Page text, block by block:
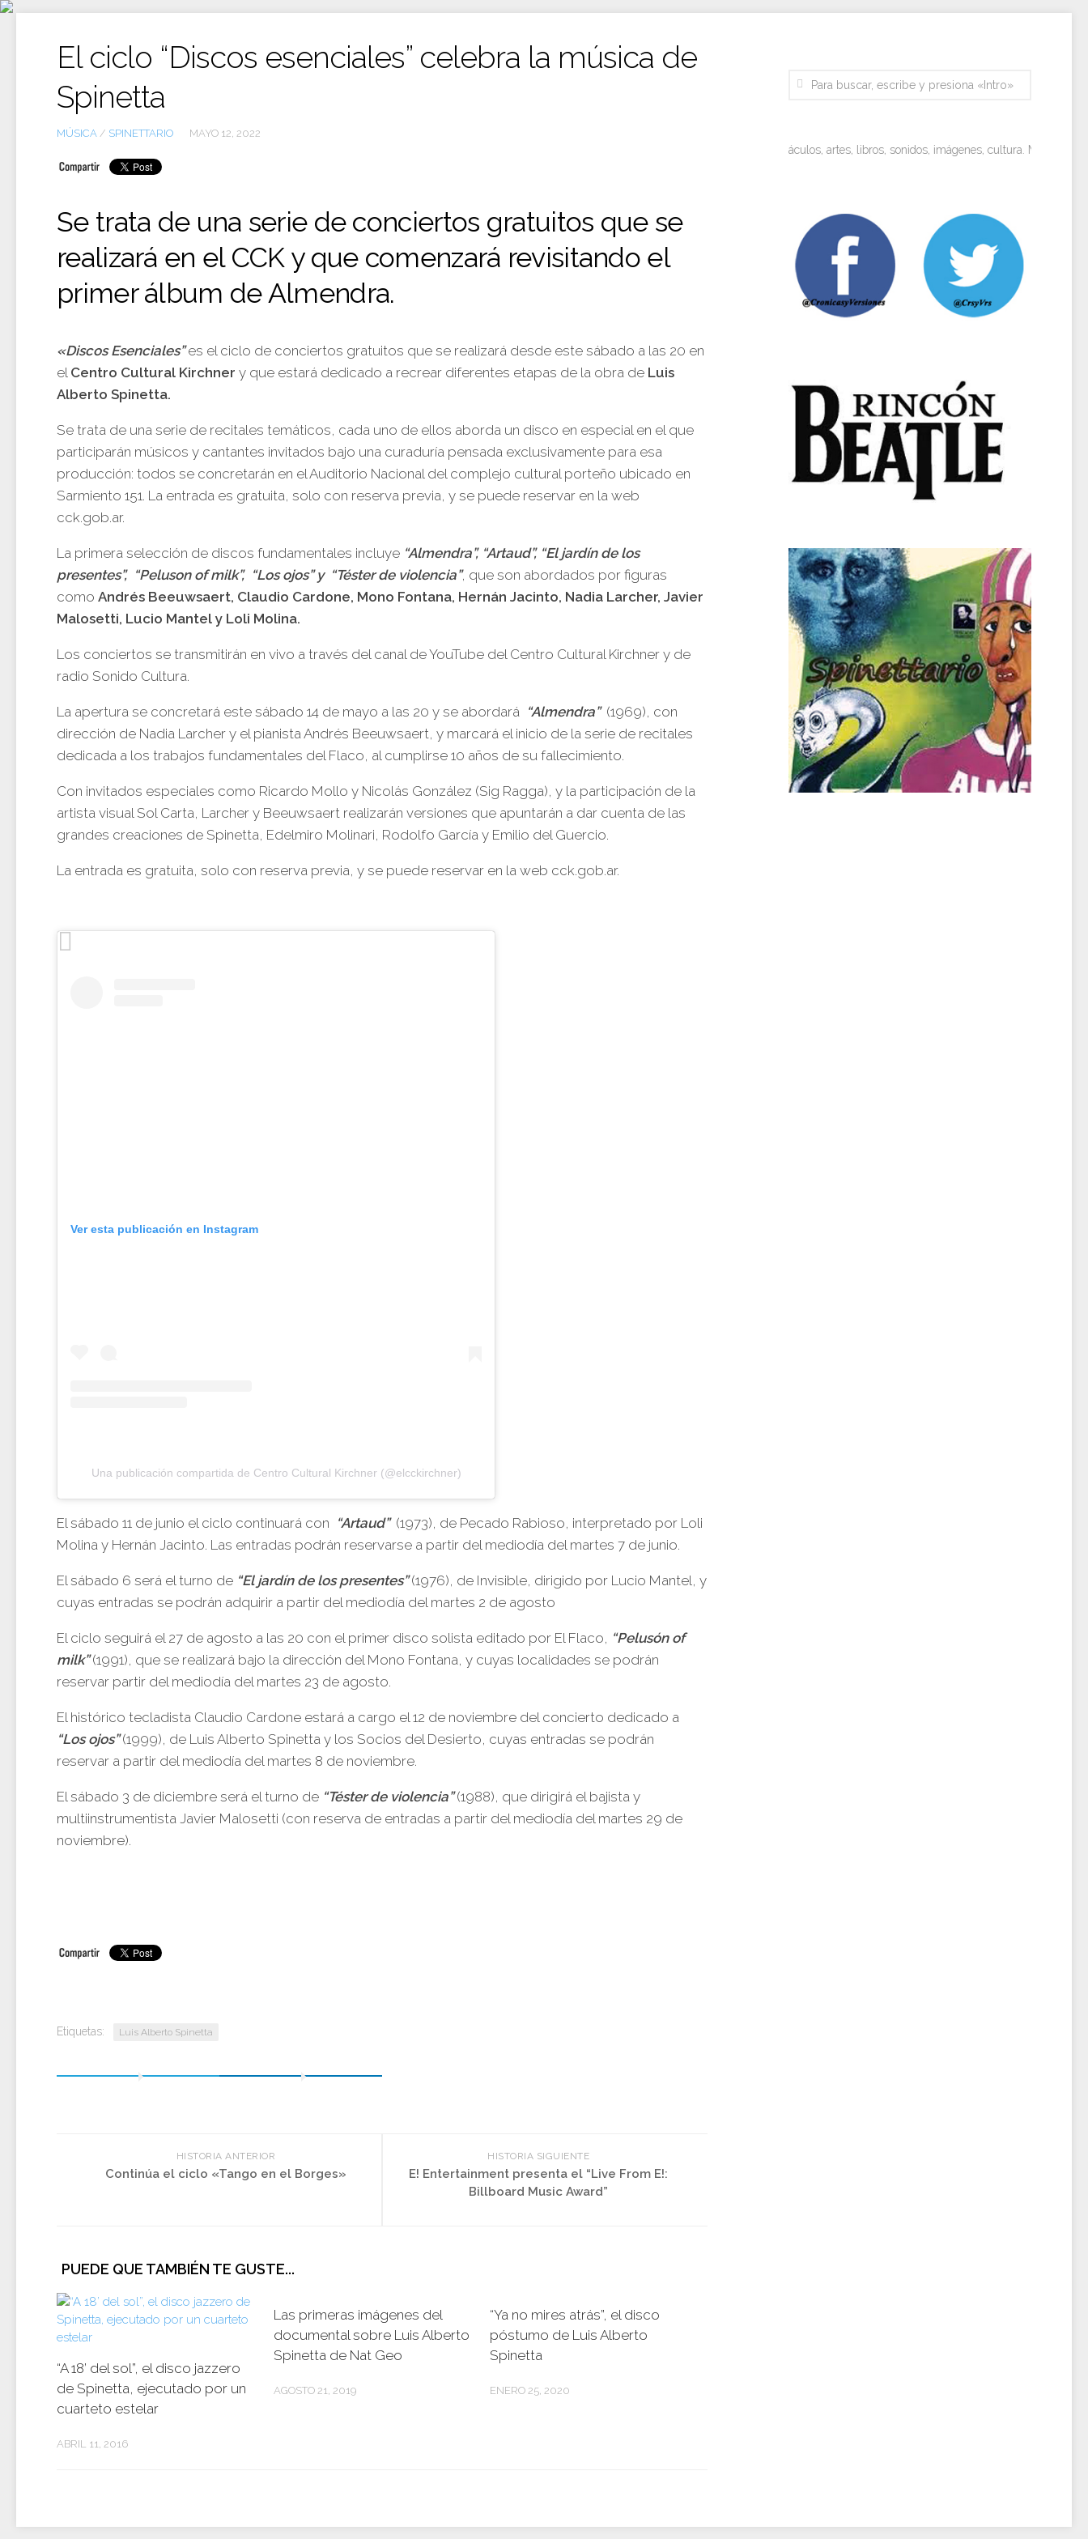
Ir
El ciclo “Discos esenciales” celebra la música de
Spinetta
MÚSICA / SPINETTARIO MAYO 12, 2022
Se trata de una serie de conciertos gratuitos que se
realizará en el CCK y que comenzará revisitando el
primer álbum de Almendra.
«Discos Esenciales”es el ciclo de conciertos gratuitos que se realizará desde este sábado a las 20 en
el Centro Cultural Kirchner y que estará dedicado a recrear diferentes etapas de la obra de Luis
Alberto Spinetta.
Se trata de una serie de recitales temáticos, cada uno de ellos aborda un disco en especial en el que
participarán músicos y cantantes invitados bajo una curaduría pensada exclusivamente para esa
producción: todos se concretarán en el Auditorio Nacional del complejo cultural porteño ubicado en
Sarmiento 151. La entrada es gratuita, solo con reserva previa, y se puede reservar en la web
cck.gob.ar.
La primera selección de discos fundamentales incluye “Almendra”, “Artaud”, “El jardín de los
presentes”, “Peluson of milk”, “Los ojos” y “Téster de violencia”, que son abordados por figuras
como Andrés Beeuwsaert, Claudio Cardone, Mono Fontana, Hernán Jacinto, Nadia Larcher, Javier
Malosetti, Lucio Mantel y Loli Molina.
Los conciertos se transmitirán en vivo a través del canal de YouTube del Centro Cultural Kirchner y de
radio Sonido Cultura.
La apertura se concretará este sábado 14 de mayo a las 20 y se abordará “Almendra”(1969), con
dirección de Nadia Larcher y el pianista Andrés Beeuwsaert, y marcará el inicio de la serie de recitales
dedicada a los trabajos fundamentales del Flaco, al cumplirse 10 años de su fallecimiento.
Con invitados especiales como Ricardo Mollo y Nicolás González (Sig Ragga), y la participación de la
artista visual Sol Carta, Larcher y Beeuwsaert realizarán versiones que apuntarán a dar cuenta de las
grandes creaciones de Spinetta, Edelmiro Molinari, Rodolfo García y Emilio del Guercio.
La entrada es gratuita, solo con reserva previa, y se puede reservar en la web cck.gob.ar.
Ver esta publicación en Instagram
Una publicación compartida de Centro Cultural Kirchner (@elcckirchner)
El sábado 11 de junio el ciclo continuará con “Artaud” (1973), de Pecado Rabioso, interpretado por Loli
Molina y Hernán Jacinto. Las entradas podrán reservarse a partir del mediodía del martes 7 de junio.
El sábado 6 será el turno de “El jardín de los presentes”(1976), de Invisible, dirigido por Lucio Mantel, y
cuyas entradas se podrán adquirir a partir del mediodía del martes 2 de agosto
El ciclo seguirá el 27 de agosto a las 20 con el primer disco solista editado por El Flaco, “Pelusón of
milk”(1991), que se realizará bajo la dirección del Mono Fontana, y cuyas localidades se podrán
reservar partir del mediodía del martes 23 de agosto.
El histórico tecladista Claudio Cardone estará a cargo el 12 de noviembre del concierto dedicado a
“Los ojos” (1999), de Luis Alberto Spinetta y los Socios del Desierto, cuyas entradas se podrán
reservar a partir del mediodía del martes 8 de noviembre.
El sábado 3 de diciembre será el turno de “Téster de violencia”(1988), que dirigirá el bajista y
multiinstrumentista Javier Malosetti (con reserva de entradas a partir del mediodía del martes 29 de
noviembre).
Etiquetas: Luis Alberto Spinetta
HISTORIA SIGUIENTE
E! Entertainment presenta el “Live From E!:
Billboard Music Award”
HISTORIA ANTERIOR
Continúa el ciclo «Tango en el Borges»
PUEDE QUE TAMBIÉN TE GUSTE...
“A 18’ del sol”, el disco jazzero
de Spinetta, ejecutado por un
cuarteto estelar
ABRIL 11, 2016
Las primeras imágenes del
documental sobre Luis Alberto
Spinetta de Nat Geo
AGOSTO 21, 2019
“Ya no mires atrás”, el disco
póstumo de Luis Alberto
Spinetta
ENERO 25, 2020
Espectáculos, artes, libros, sonidos, imágenes, cultura. Miradas objetivas